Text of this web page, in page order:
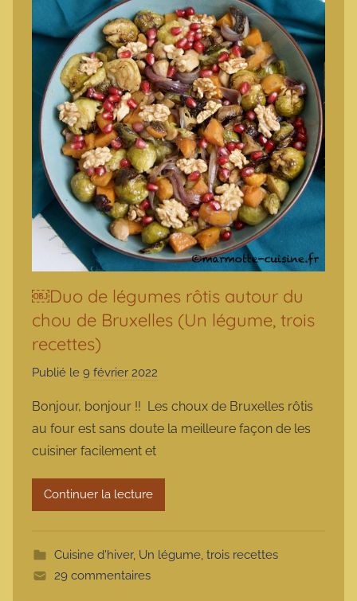
￼Duo de légumes rôtis autour du
chou de Bruxelles (Un légume, trois
recettes)
Publié le 9 février 2022
r
m
r
t
Bonjour, bonjour !! Les choux de Bruxelles rôtis
au four est sans doute la meilleure façon de les
cuisiner facilement et
Continuer la lecture
Cuisine d'hiver, Un légume, trois recettes
29 commentaires